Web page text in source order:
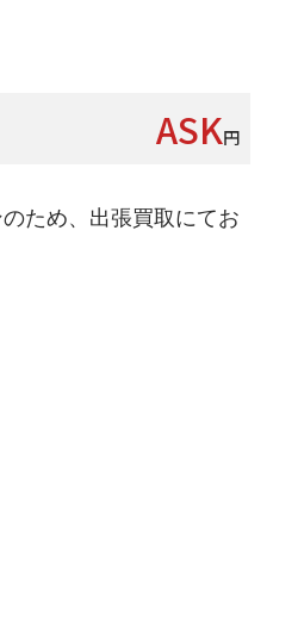
ASK円
ため、出張買取にてお